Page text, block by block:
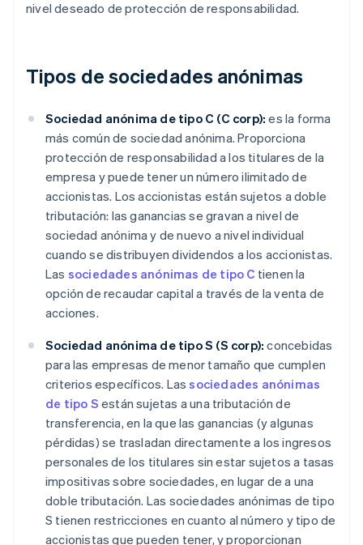
nivel deseado de protección de responsabilidad.
Tipos de sociedades anónimas
Sociedad anónima de tipo C (C corp): es la forma
más común de sociedad anónima. Proporciona
protección de responsabilidad a los titulares de la
empresa y puede tener un número ilimitado de
accionistas. Los accionistas están sujetos a doble
tributación: las ganancias se gravan a nivel de
sociedad anónima y de nuevo a nivel individual
cuando se distribuyen dividendos a los accionistas.
Las sociedades anónimas de tipo C tienen la
opción de recaudar capital a través de la venta de
acciones.
Sociedad anónima de tipo S (S corp): concebidas
para las empresas de menor tamaño que cumplen
criterios específicos. Lassociedades anónimas
de tipo S están sujetas a una tributación de
transferencia, en la que las ganancias (y algunas
pérdidas) se trasladan directamente a los ingresos
personales de los titulares sin estar sujetos a tasas
impositivas sobre sociedades, en lugar de a una
doble tributación. Las sociedades anónimas de tipo
S tienen restricciones en cuanto al número y tipo de
accionistas que pueden tener, y proporcionan